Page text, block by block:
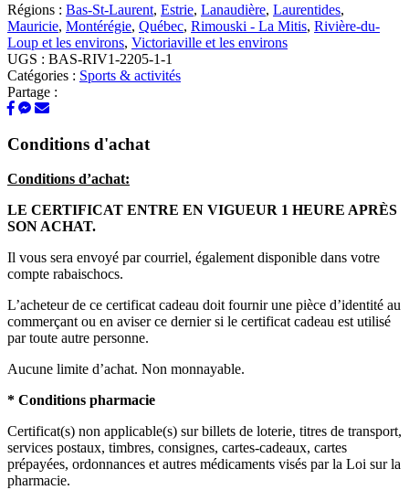
Régions : Bas-St-Laurent, Estrie, Lanaudière, Laurentides,
Mauricie, Montérégie, Québec, Rimouski - La Mitis, Rivière-du-
Loup et les environs, Victoriaville et les environs
UGS : BAS-RIV1-2205-1-1
Catégories : Sports & activités
Partage :
Conditions d'achat
Conditions d’achat:
LE CERTIFICAT ENTRE EN VIGUEUR 1 HEURE APRÈS
SON ACHAT.
Il vous sera envoyé par courriel, également disponible dans votre
compte rabaischocs.
L’acheteur de ce certificat cadeau doit fournir une pièce d’identité au
commerçant ou en aviser ce dernier si le certificat cadeau est utilisé
par toute autre personne.
Aucune limite d’achat. Non monnayable.
* Conditions pharmacie
Certificat(s) non applicable(s) sur billets de loterie, titres de transport,
services postaux, timbres, consignes, cartes-cadeaux, cartes
prépayées, ordonnances et autres médicaments visés par la Loi sur la
pharmacie.